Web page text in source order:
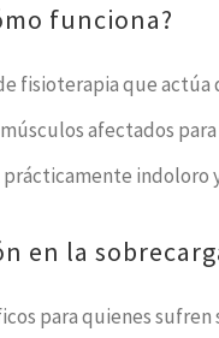
funciona?
fisioterapia que
afectados
en la
para quienes